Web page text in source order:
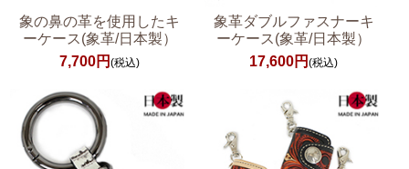
象の鼻の革を使用したキ
ーケース(象革/日本製）
7,700円(税込)
象革ダブルファスナーキ
ーケース(象革/日本製）
17,600円(税込)